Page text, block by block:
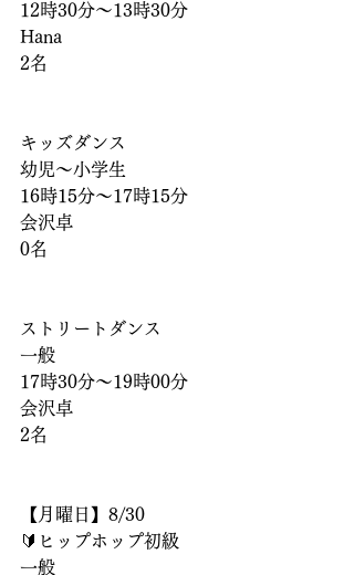
12時30分〜13時30分
Hana
2名
キッズダンス
幼児〜小学生
16時15分〜17時15分
会沢卓
0名
ストリートダンス
一般
17時30分〜19時00分
会沢卓
2名
【月曜日】8/30
🔰ヒップホップ初級
一般